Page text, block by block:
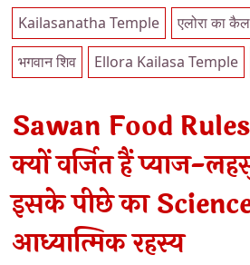
Kailasanatha Temple एलोरा का
भगवान शिव
Ellora Kailasa Temple
Sawan Food
क्यों वर्जित हैं प्याज-
इसके पीछे का
आध्यात्मिक रहस्य